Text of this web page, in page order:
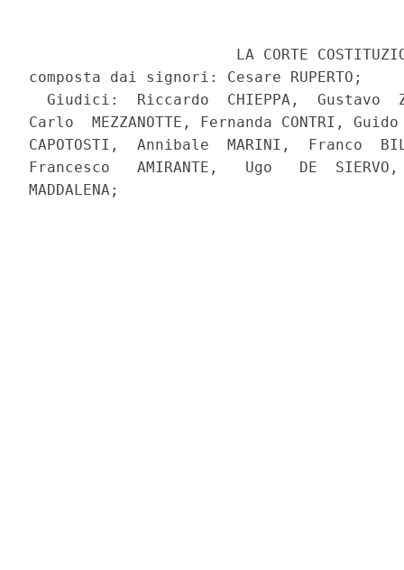
LA CORTE
composta dai signori: Cesare RUPERTO;
Giudici:  Riccardo  CHIEPPA,  Gustavo
Carlo  MEZZANOTTE, Fernanda CONTRI,
CAPOTOSTI,  Annibale  MARINI,  Franco
Francesco   AMIRANTE,   Ugo   DE  SIERVO,